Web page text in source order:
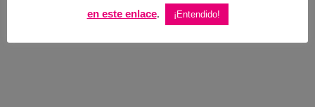
en este enlace. ¡Entendido!